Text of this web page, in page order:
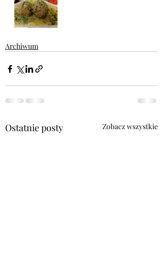
Archiwum
Ostatnie posty Zobacz wszystkie